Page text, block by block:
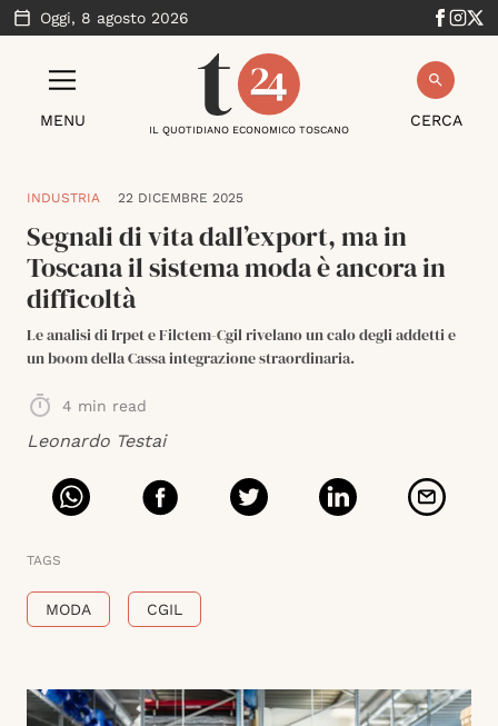
Oggi, 8 agosto 2026
MENU CERCA
IL QUOTIDIANO ECONOMICO TOSCANO
INDUSTRIA 22 DICEMBRE 2025
Segnali di vita dall’export, ma in
Toscana il sistema moda è ancora in
difficoltà
Le analisi di Irpet e Filctem-Cgil rivelano un calo degli addetti e
un boom della Cassa integrazione straordinaria.
4 min read
Leonardo Testai
TAGS
MODA CGIL